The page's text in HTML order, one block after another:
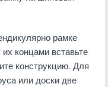
рамке
концами вставьте
конструкцию. Для
или доски две